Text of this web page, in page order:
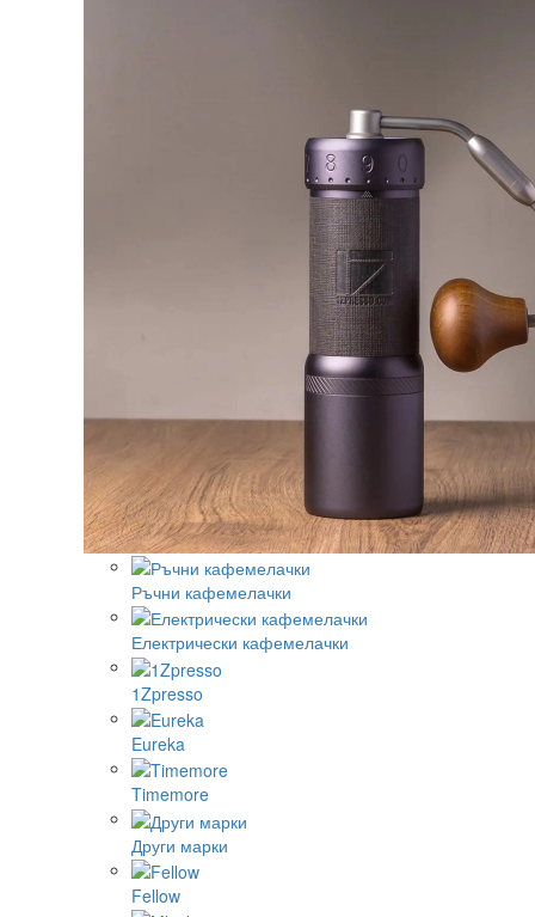
Ръчни кафемелачки
Електрически кафемелачки
1Zpresso
Eureka
Timemore
Други марки
Fellow